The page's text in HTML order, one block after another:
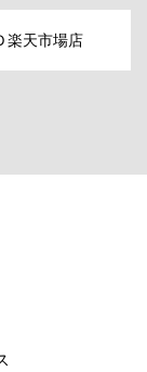
楽天市場店